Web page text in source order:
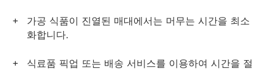
가공 식품이 진열된 매대에서는 머무는 시간을 최소
화합니다.
식료품 픽업 또는 배송 서비스를 이용하여 시간을 절